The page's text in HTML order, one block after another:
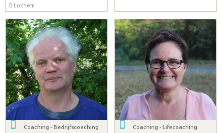
Lochem
Coaching - Bedrijfscoaching Coaching - Lifecoaching